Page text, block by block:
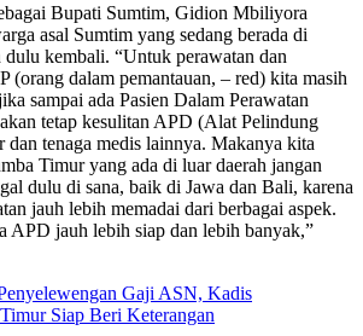
Bupati Sumtim, Gidion Mbiliyora
asal Sumtim yang sedang berada di
dulu kembali. “Untuk perawatan dan
(orang dalam pemantauan, – red) kita masih
sampai ada Pasien Dalam Perawatan
tetap kesulitan APD (Alat Pelindung
tenaga medis lainnya. Makanya kita
Timur yang ada di luar daerah jangan
dulu di sana, baik di Jawa dan Bali, karena
jauh lebih memadai dari berbagai aspek.
APD jauh lebih siap dan lebih banyak,”
Gaji ASN, Kadis
Siap Beri Keterangan